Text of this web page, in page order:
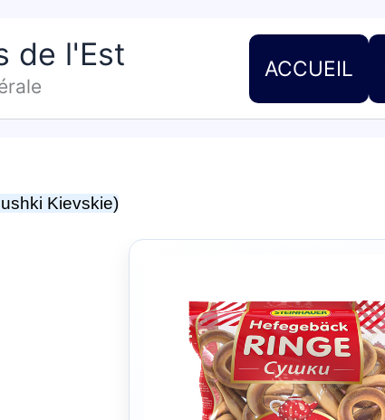
de l'Est ACCUEIL
Kievskie)